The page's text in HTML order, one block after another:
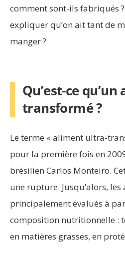
comment sont-ils fabriqués
expliquer qu’on ait tant de
manger ?
Qu’est-ce
transformé ?
Le terme « aliment ultra-
pour la première fois en
brésilien Carlos Monteiro.
une rupture. Jusqu’alors,
principalement évalués à
composition nutritionnelle :
en matières grasses, en